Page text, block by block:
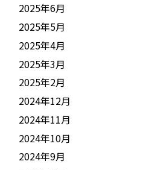
2025年6月
2025年5月
2025年4月
2025年3月
2025年2月
2024年12月
2024年11月
2024年10月
2024年9月